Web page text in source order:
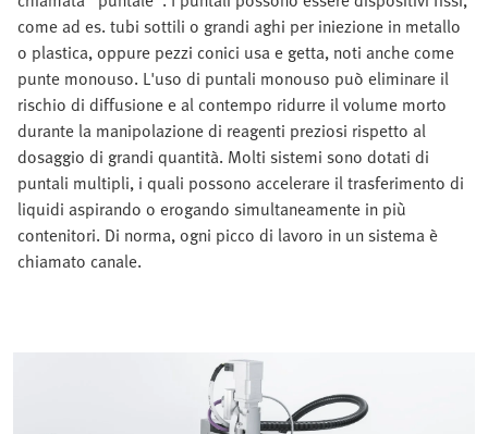
come ad es. tubi sottili o grandi aghi per iniezione in metallo
o plastica, oppure pezzi conici usa e getta, noti anche come
punte monouso. L'uso di puntali monouso può eliminare il
rischio di diffusione e al contempo ridurre il volume morto
durante la manipolazione di reagenti preziosi rispetto al
dosaggio di grandi quantità. Molti sistemi sono dotati di
puntali multipli, i quali possono accelerare il trasferimento di
liquidi aspirando o erogando simultaneamente in più
contenitori. Di norma, ogni picco di lavoro in un sistema è
chiamato canale.